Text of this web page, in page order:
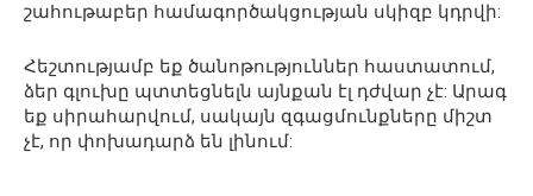
շահութաբեր համագործակցության սկիզբ կդրվի:
Հեշտությամբ եք ծանոթություններ հաստատում,
ձեր գլուխը պտտեցնելն այնքան էլ դժվար չէ: Արագ
եք սիրահարվում, սակայն զգացմունքները միշտ
չէ, որ փոխադարձ են լինում: